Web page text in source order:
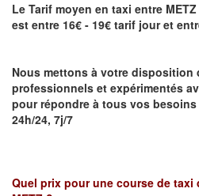
Le Tarif moyen en taxi entre
est entre 16€ - 19€ tarif jour et
Nous mettons à votre disposition
professionnels et expérimentés
pour répondre à tous vos
24h/24, 7j/7
Quel prix pour une course de taxi